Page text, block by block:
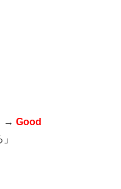
→ Good